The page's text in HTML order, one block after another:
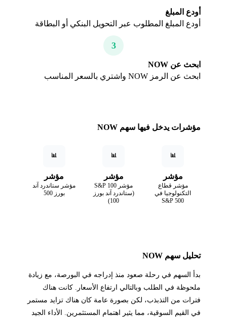
أودع المبلغ
أودع المبلغ المطلوب عبر التحويل البنكي أو البطاقة
3
ابحث عن NOW
ابحث عن الرمز NOW واشتري بالسعر المناسب
مؤشرات يدخل فيها سهم NOW
📊
مؤشر
مؤشر قطاع
التكنولوجيا في
S&P 500
📊
مؤشر
مؤشر S&P 100
(ستاندرد آند بورز
100)
📊
مؤشر
مؤشر ستاندرد آند
بورز 500
تحليل سهم NOW
بدأ السهم في رحلة صعود منذ إدراجه في البورصة، مع زيادة
ملحوظة في الطلب وبالتالي ارتفاع الأسعار. كانت هناك
فترات من التذبذب، لكن بصورة عامة كان هناك تزايد مستمر
في القيم السوقية، مما يثير اهتمام المستثمرين. الأداء الجيد